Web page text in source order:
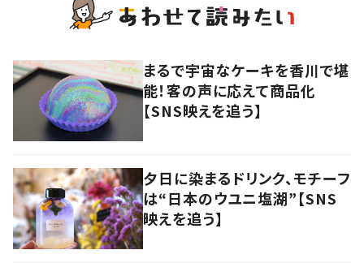
まるで宇宙なケーキを香川で堪
能！客の声に応えて商品化
【SNS映えを追う】
夕日に染まるドリンク、モチーフ
は“日本のウユニ塩湖”【SNS
映えを追う】